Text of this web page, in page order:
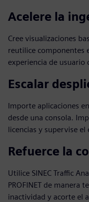
Acelere la
Cree visualizaciones
reutilice componentes
experiencia de usuario
Escalar
Importe aplicaciones
desde una consola.
licencias y supervise
Refuerce la
Utilice SINEC Traffic
PROFINET de manera
inactividad y acorte el